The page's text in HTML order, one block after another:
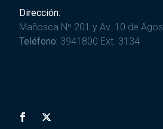
Dirección:
Mañosca Nº 201 y Av. 10 de
Teléfono: 3941800 Ext. 3134